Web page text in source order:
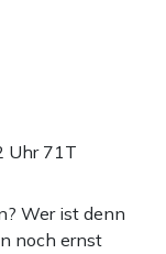
Uhr 71T
Wer ist denn
noch ernst